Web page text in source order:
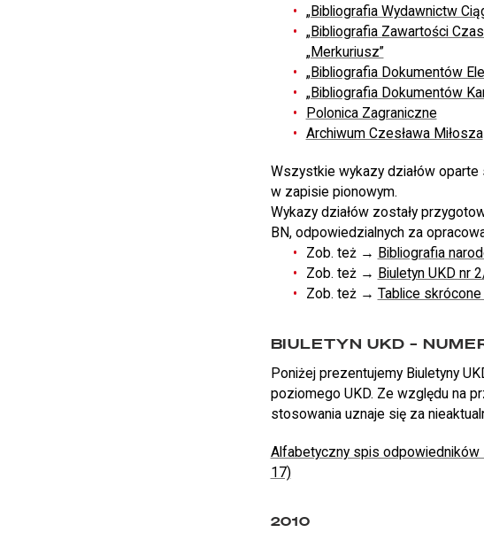
„Bibliografia Wydawnictw
„Bibliografia Zawartości
„Merkuriusz”
„Bibliografia Dokumentów
„Bibliografia Dokumentów
Polonica Zagraniczne
Archiwum Czesława Miłosza
Wszystkie wykazy działów
w zapisie pionowym.
Wykazy działów zostały
BN, odpowiedzialnych za
Zob. też → Bibliografia
Zob. też → Biuletyn UKD nr
Zob. też → Tablice
BIULETYN UKD –
Poniżej prezentujemy Biuletyny
poziomego UKD. Ze względu na
stosowania uznaje się za
Alfabetyczny spis odpowiedników
17)
2010